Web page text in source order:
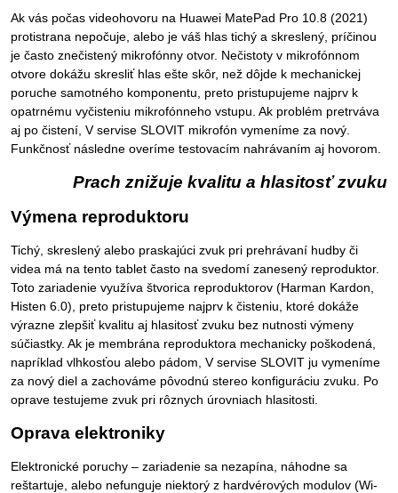
Ak vás počas videohovoru na Huawei MatePad Pro 10.8 (2021)
protistrana nepočuje, alebo je váš hlas tichý a skreslený, príčinou
je často znečistený mikrofónny otvor. Nečistoty v mikrofónnom
otvore dokážu skresliť hlas ešte skôr, než dôjde k mechanickej
poruche samotného komponentu, preto pristupujeme najprv k
opatrnému vyčisteniu mikrofónneho vstupu. Ak problém pretrváva
aj po čistení, V servise SLOVIT mikrofón vymeníme za nový.
Funkčnosť následne overíme testovacím nahrávaním aj hovorom.
Prach znižuje kvalitu a hlasitosť zvuku
Výmena reproduktoru
Tichý, skreslený alebo praskajúci zvuk pri prehrávaní hudby či
videa má na tento tablet často na svedomí zanesený reproduktor.
Toto zariadenie využíva štvorica reproduktorov (Harman Kardon,
Histen 6.0), preto pristupujeme najprv k čisteniu, ktoré dokáže
výrazne zlepšiť kvalitu aj hlasitosť zvuku bez nutnosti výmeny
súčiastky. Ak je membrána reproduktora mechanicky poškodená,
napríklad vlhkosťou alebo pádom, V servise SLOVIT ju vymeníme
za nový diel a zachováme pôvodnú stereo konfiguráciu zvuku. Po
oprave testujeme zvuk pri rôznych úrovniach hlasitosti.
Oprava elektroniky
Elektronické poruchy – zariadenie sa nezapína, náhodne sa
reštartuje, alebo nefunguje niektorý z hardvérových modulov (Wi-